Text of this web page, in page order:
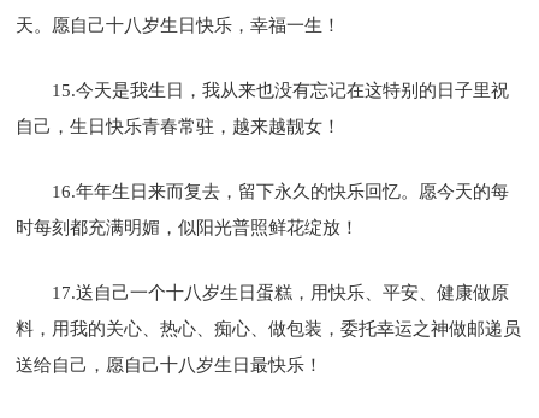
天。愿自己十八岁生日快乐，幸福一生！
15.今天是我生日，我从来也没有忘记在这特别的日子里祝
自己，生日快乐青春常驻，越来越靓女！
16.年年生日来而复去，留下永久的快乐回忆。愿今天的每
时每刻都充满明媚，似阳光普照鲜花绽放！
17.送自己一个十八岁生日蛋糕，用快乐、平安、健康做原
料，用我的关心、热心、痴心、做包装，委托幸运之神做邮递员
送给自己，愿自己十八岁生日最快乐！